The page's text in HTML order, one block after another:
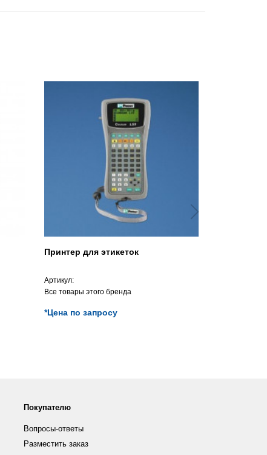
Принтер для этикеток
Артикул:
Все товары этого бренда
*Цена по запросу
Покупателю
Вопросы-ответы
Разместить заказ